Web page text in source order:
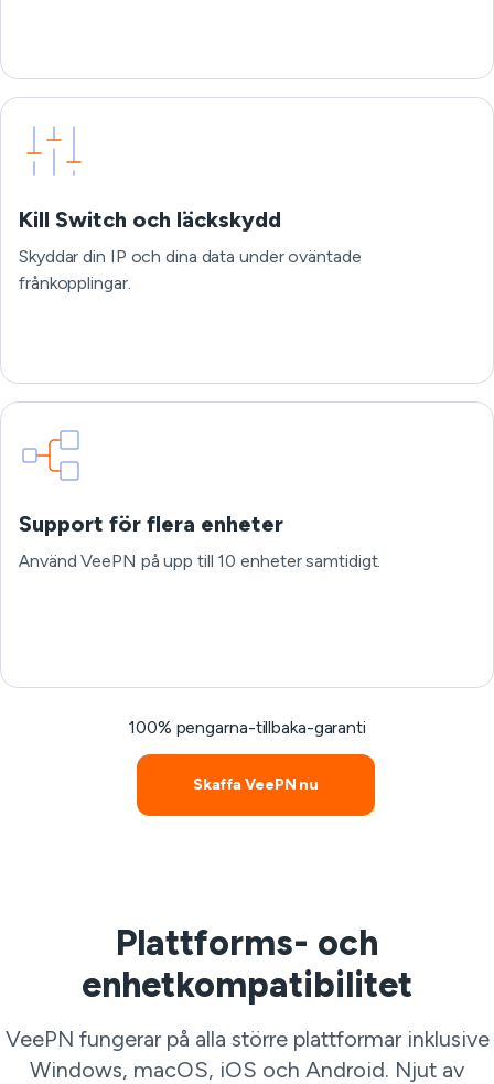
Kill Switch och läckskydd
Skyddar din IP och dina data under oväntade
frånkopplingar.
Support för flera enheter
Använd VeePN på upp till 10 enheter samtidigt.
100% pengarna-tillbaka-garanti
Skaffa VeePN nu
Plattforms- och
enhetkompatibilitet
VeePN fungerar på alla större plattformar inklusive
Windows, macOS, iOS och Android. Njut av